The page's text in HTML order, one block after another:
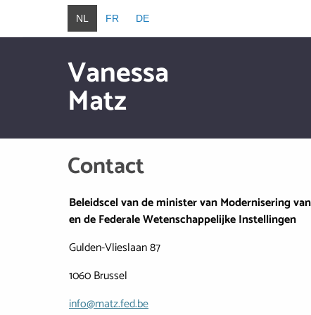
Overslaan en naar de inhoud gaan
NL FR DE
Vanessa
Matz
Contact
Beleidscel van de minister van Modernisering
en de Federale Wetenschappelijke Instellingen
Gulden-Vlieslaan 87
1060 Brussel
info@matz.fed.be